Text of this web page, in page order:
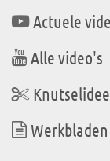
Actuele
Alle video's
Werkbladen